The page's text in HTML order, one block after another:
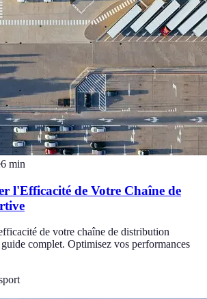
6 min
l'Efficacité de Votre Chaîne de
de votre chaîne de distribution
complet. Optimisez vos performances